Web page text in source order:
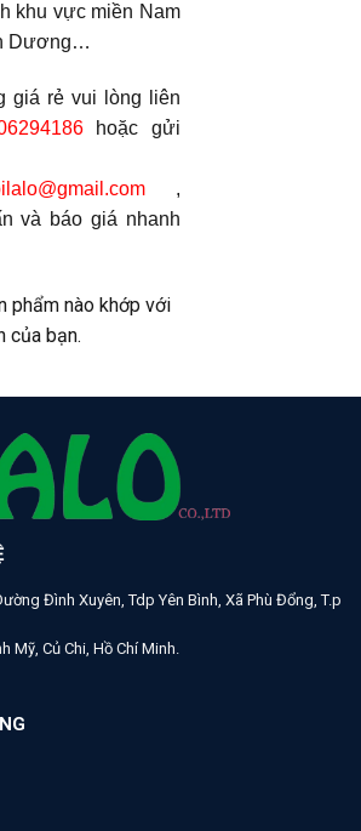
khu vực miền Nam
Dương…
giá rẻ vui lòng liên
hoặc gửi
,
và báo giá nhanh
phẩm nào khớp với
của bạn.
Đình Xuyên, Tdp Yên Bình, Xã Phù Đổng, T.p
Mỹ, Củ Chi, Hồ Chí Minh.